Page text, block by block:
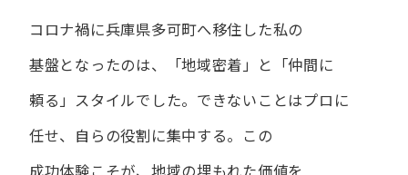
コロナ禍に​兵庫県多可町へ​移住した​私の​
基盤となったのは、
「地域密着」と​「仲間に​
頼る」スタイルでした。 できない​ことは​プロに​
任せ、​自らの​役割に​集中する。 この​